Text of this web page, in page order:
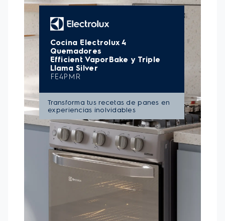
que preserva el sabor y el aroma de tus recetas
manteniendo la frescura de los alimentos sin
resecarlos.
Para hacer el acto de cocinar aún más seguro,
Parrillas de Hierro Fundidootorgan estabilidad
y robustez. Y para hacer que la comida sea aún más
deliciosa, lafunción de Grill
gratinado en la superficie de los alimentos, lo que
proporcionará una textura mejorada y resultados
crocantes.
CARACTERÍSTICAS:
-Tecnología VaporBake:
Cocción con vapor que
mejora 2 veces¹ más la textura y sabor, dejando más
-Quemador Triple Llama:
Más potencia con un
diseño superior. Con más potencia y rapidez, es